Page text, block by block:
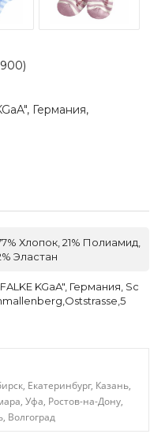
Германия,
Хлопок, 21% Полиамид,
Эластан
KGaA", Германия, Sc
Екатеринбург, Казань,
Уфа, Ростов-на-Дону,
Волгоград